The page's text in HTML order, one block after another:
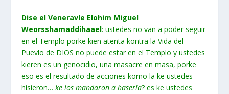
Dise el Veneravle Elohim Miguel
Weorsshamaddihaael: ustedes no van a poder seguir
en el Templo porke kien atenta kontra la Vida del
Puevlo de DIOS no puede estar en el Templo y ustedes
kieren es un genocidio, una masacre en masa, porke
eso es el resultado de acciones komo la ke ustedes
hisieron…ke los mandaron a haserla? es ke ustedes